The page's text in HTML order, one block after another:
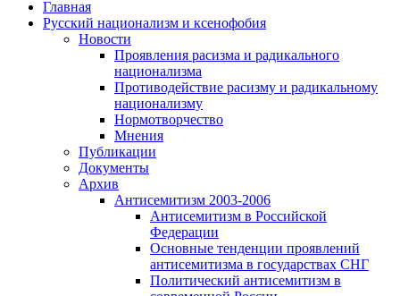
Главная
Русский национализм и ксенофобия
Новости
Проявления расизма и радикального
национализма
Противодействие расизму и радикальному
национализму
Нормотворчество
Мнения
Публикации
Документы
Архив
Антисемитизм 2003-2006
Антисемитизм в Российской
Федерации
Основные тенденции проявлений
антисемитизма в государствах СНГ
Политический антисемитизм в